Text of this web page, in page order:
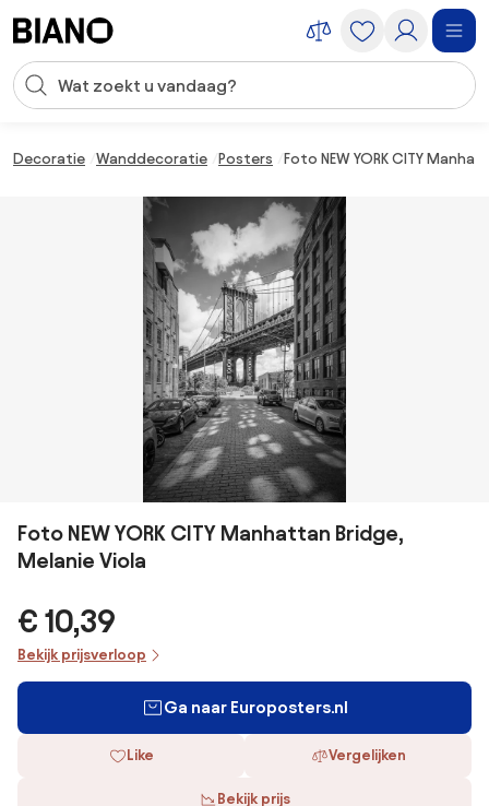
Zoekopdracht invoeren
Decoratie Wanddecoratie Posters Foto NEW YORK CITY
Foto NEW YORK CITY Manhattan Bridge,
Melanie Viola
€ 10,39
Bekijk prijsverloop
Ga naar Europosters.nl
Like Vergelijken
Bekijk prijs